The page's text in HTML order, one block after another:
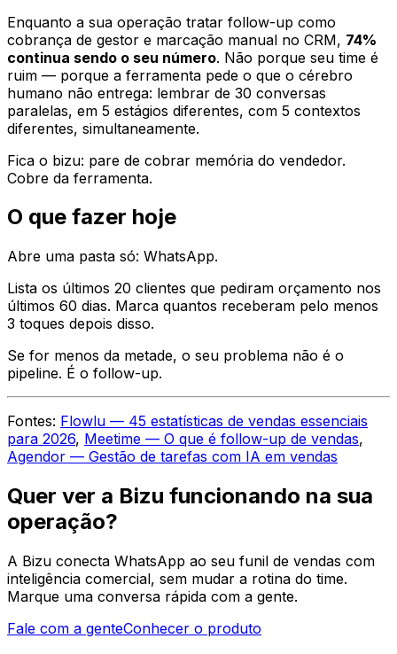
Enquanto a sua operação tratar follow-up como
cobrança de gestor e marcação manual no CRM, 74%
continua sendo o seu número. Não porque seu time é
ruim — porque a ferramenta pede o que o cérebro
humano não entrega: lembrar de 30 conversas
paralelas, em 5 estágios diferentes, com 5 contextos
diferentes, simultaneamente.
Fica o bizu: pare de cobrar memória do vendedor.
Cobre da ferramenta.
O que fazer hoje
Abre uma pasta só: WhatsApp.
Lista os últimos 20 clientes que pediram orçamento nos
últimos 60 dias. Marca quantos receberam pelo menos
3 toques depois disso.
Se for menos da metade, o seu problema não é o
pipeline. É o follow-up.
Fontes: Flowlu — 45 estatísticas de vendas essenciais
para 2026, Meetime — O que é follow-up de vendas,
Agendor — Gestão de tarefas com IA em vendas
Quer ver a Bizu funcionando na sua
operação?
A Bizu conecta WhatsApp ao seu funil de vendas com
inteligência comercial, sem mudar a rotina do time.
Marque uma conversa rápida com a gente.
Fale com a genteConhecer o produto